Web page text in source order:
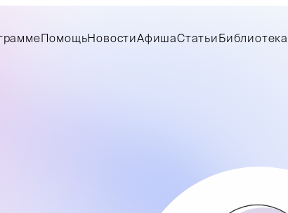
ПомощьНовостиАфишаСтатьиБиблиотека